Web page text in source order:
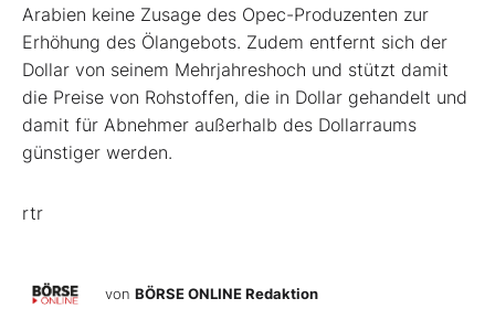
Arabien keine Zusage des Opec-Produzenten zur
Erhöhung des Ölangebots. Zudem entfernt sich der
Dollar von seinem Mehrjahreshoch und stützt damit
die Preise von Rohstoffen, die in Dollar gehandelt und
damit für Abnehmer außerhalb des Dollarraums
günstiger werden.
rtr
von BÖRSE ONLINE Redaktion